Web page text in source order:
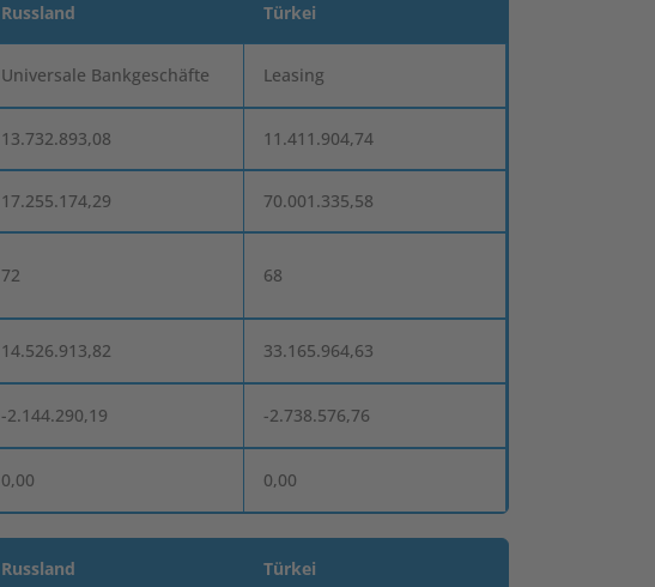
Russland Türkei
Universale Bankgeschäfte Leasing
13.732.893,08 11.411.904,74
17.255.174,29 70.001.335,58
72 68
14.526.913,82 33.165.964,63
-2.144.290,19 -2.738.576,76
0,00 0,00
Russland Türkei